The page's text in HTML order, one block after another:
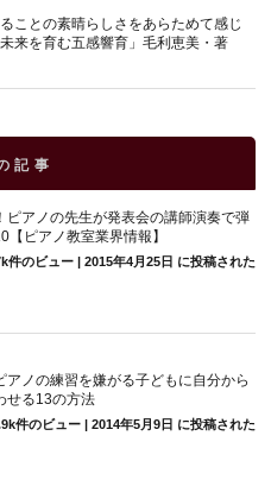
ことの素晴らしさをあらためて感じ
来を育む五感響育」毛利恵美・著
記事
ピアノの先生が発表会の講師演奏で弾
【ピアノ教室業界情報】
件のビュー| 2015年4月25日 に投稿された
アノの練習を嫌がる子どもに自分から
せる13の方法
件のビュー| 2014年5月9日 に投稿された